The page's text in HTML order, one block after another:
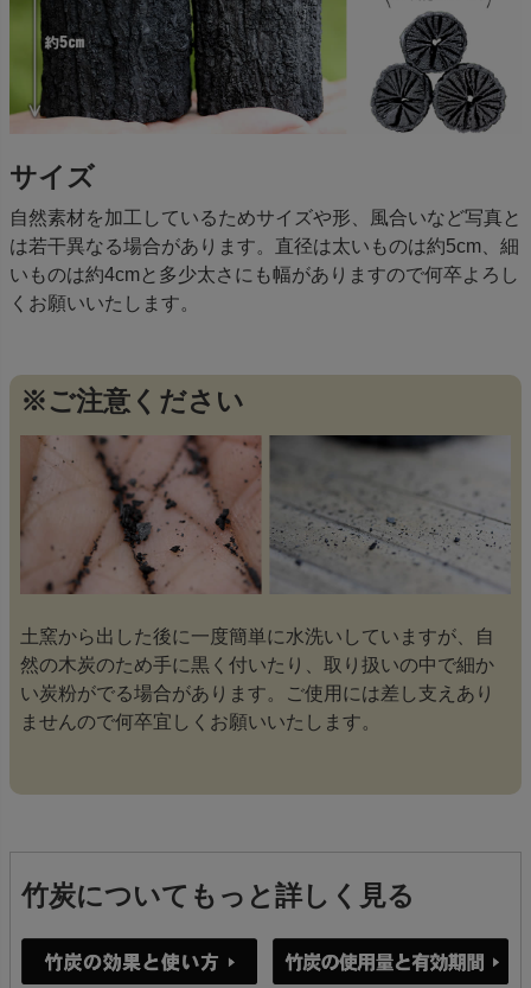
サイズ
自然素材を加工しているためサイズや形、風合いなど写真と
は若干異なる場合があります。直径は太いものは約5cm、細
いものは約4cmと多少太さにも幅がありますので何卒よろし
くお願いいたします。
※ご注意ください
土窯から出した後に一度簡単に水洗いしていますが、自
然の木炭のため手に黒く付いたり、取り扱いの中で細か
い炭粉がでる場合があります。ご使用には差し支えあり
ませんので何卒宜しくお願いいたします。
竹炭についてもっと詳しく見る